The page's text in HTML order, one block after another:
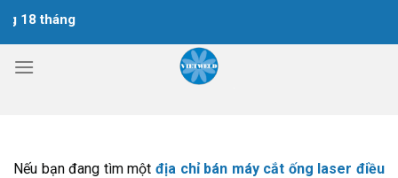
Chuyển
đến
dung
tháng
Nếu bạn đang tìm một địa chỉ bán máy cắt ống laser điều